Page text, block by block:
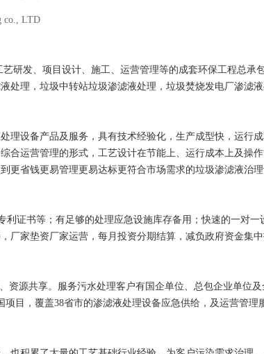
co., LTD
研发、项目设计、施工、运营管理等的成套环保工程总承
处理，垃圾中转站垃圾渗滤液处理，垃圾焚烧发电厂渗滤
理设备产品及服务，具有技术经验化，生产成型快，运行
合运营管理的形式，工艺设计在节能上、运行成本上及操
更省钱更易管理更易达标更符合市场需求的垃圾渗滤液治
利证书等；有足够的处理应急设施库存备用；快速的一对一
厂家垫资厂家运营，每月投资分期结算，减负政府资金集
资源共享。服务污水处理客户有国企单位、总包企业单位及
目，覆盖38省市的渗滤液处理设备应急供给，及运营管理